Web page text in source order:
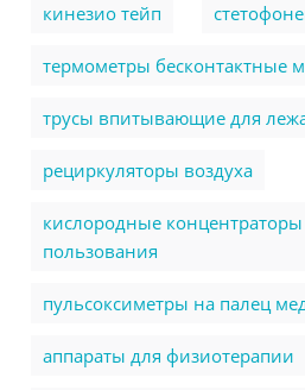
кинезио тейп
термометры бесконтактные
трусы впитывающие для
рециркуляторы воздуха
кислородные
пользования
пульсоксиметры на палец
аппараты для физиотерапии